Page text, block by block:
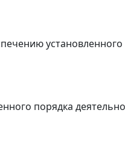
установленного
порядка